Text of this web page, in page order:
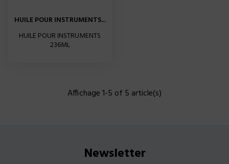
HUILE POUR INSTRUMENTS...
HUILE POUR INSTRUMENTS
236ML
Affichage 1-5 of 5 article(s)
Newsletter